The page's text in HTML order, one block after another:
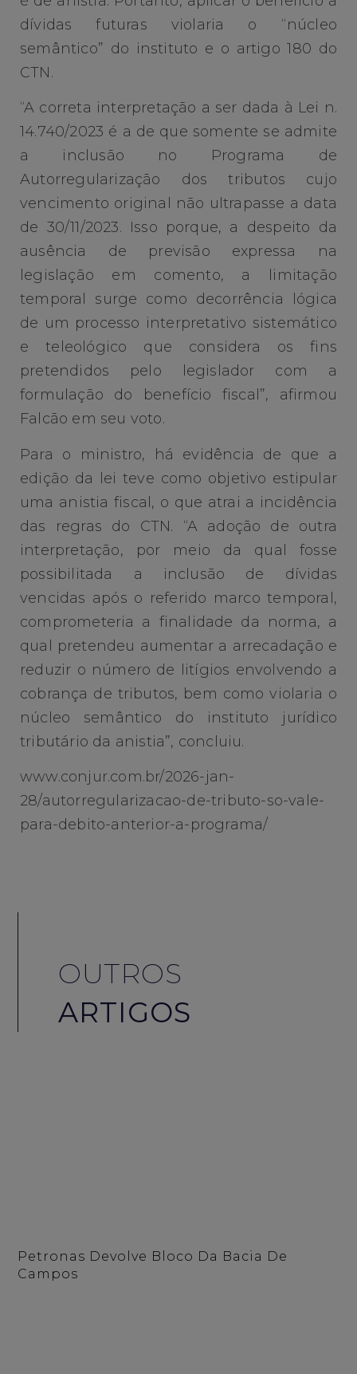
dívidas futuras violaria o “núcleo
semântico” do instituto e o artigo 180 do
CTN.
“A correta interpretação a ser dada à Lei n.
14.740/2023 é a de que somente se admite
a inclusão no Programa de
Autorregularização dos tributos cujo
vencimento original não ultrapasse a data
de 30/11/2023. Isso porque, a despeito da
ausência de previsão expressa na
legislação em comento, a limitação
temporal surge como decorrência lógica
de um processo interpretativo sistemático
e teleológico que considera os fins
pretendidos pelo legislador com a
formulação do benefício fiscal”, afirmou
Falcão em seu voto.
Para o ministro, há evidência de que a
edição da lei teve como objetivo estipular
uma anistia fiscal, o que atrai a incidência
das regras do CTN. “A adoção de outra
interpretação, por meio da qual fosse
possibilitada a inclusão de dívidas
vencidas após o referido marco temporal,
comprometeria a finalidade da norma, a
qual pretendeu aumentar a arrecadação e
reduzir o número de litígios envolvendo a
cobrança de tributos, bem como violaria o
núcleo semântico do instituto jurídico
tributário da anistia”, concluiu.
www.conjur.com.br/2026-jan-
28/autorregularizacao-de-tributo-so-vale-
para-debito-anterior-a-programa/
OUTROS
ARTIGOS
Petronas Devolve Bloco Da Bacia De
Campos